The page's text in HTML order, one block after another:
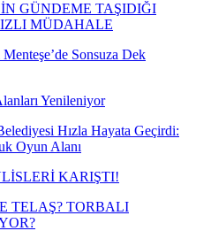
GÜNDEME TAŞIDIĞI
MÜDAHALE
Menteşe’de Sonsuza Dek
Yenileniyor
Hızla Hayata Geçirdi:
Oyun Alanı
KARIŞTI!
TELAŞ? TORBALI